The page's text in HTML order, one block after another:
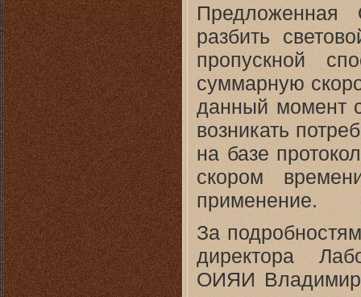
разбить
пропускной
суммарную
данный момент
возникать
на базе
скором
применение.
За
директора
ОИЯИ